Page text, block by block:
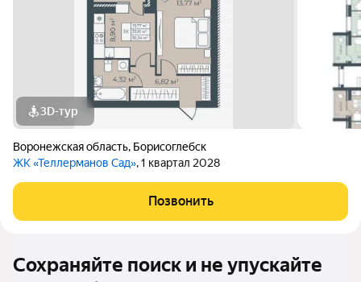
3D-тур
Воронежская область, Борисоглебск
ЖК «Теллерманов Сад», 1 квартал 2028
Позвонить
Сохраняйте поиск и не упускайте